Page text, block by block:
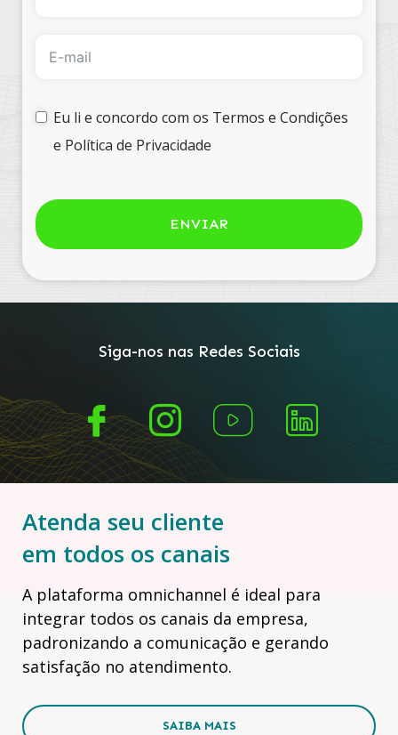
Eu li e concordo com os Termos e Condições
e Política de Privacidade
ENVIAR
Siga-nos nas Redes Sociais
Atenda seu cliente
em todos os canais
A plataforma omnichannel é ideal para
integrar todos os canais da empresa,
padronizando a comunicação e gerando
satisfação no atendimento.
SAIBA MAIS